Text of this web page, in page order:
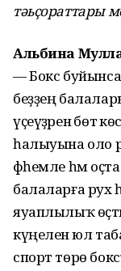
тәьҫораттары
Альбина
— Бокс
беҙҙең
үҫеүҙәренә
һалыуына оло
фәһемле һәм
балаларға рух
яуаплылыҡ
күңеленә юл
спорт төрө